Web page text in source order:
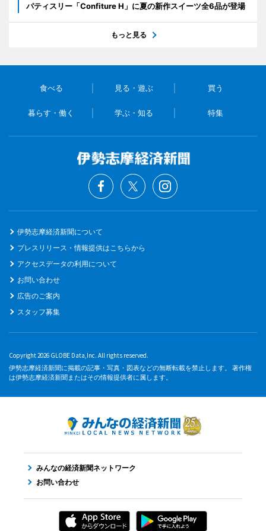
パティスリー「Confiture H」に夏の新作スイーツ全6品が登場
もっと見る
食べる 見る・遊ぶ 買う
暮らす・働く 学ぶ・知る 特集
伊勢志摩経済新聞について
プレスリリース・情報提供はこちらから
アクセスデータの利用について
お問い合わせ
広告のご案内
スタッフ募集
Copyright 2026 GLOBE Data,Inc. All rights reserved.
伊勢志摩経済新聞に掲載の記事・写真・図表などの無断転載を禁止します。 著作権
は伊勢志摩経済新聞またはその情報提供者に属します。
みんなの経済新聞ネットワーク
お問い合わせ